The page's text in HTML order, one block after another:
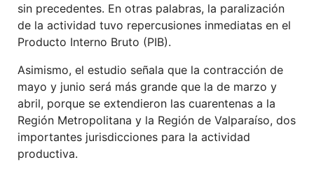
sin precedentes. En otras palabras, la paralización
de la actividad tuvo repercusiones inmediatas en el
Producto Interno Bruto (PIB).
Asimismo, el estudio señala que la contracción de
mayo y junio será más grande que la de marzo y
abril, porque se extendieron las cuarentenas a la
Región Metropolitana y la Región de Valparaíso, dos
importantes jurisdicciones para la actividad
productiva.